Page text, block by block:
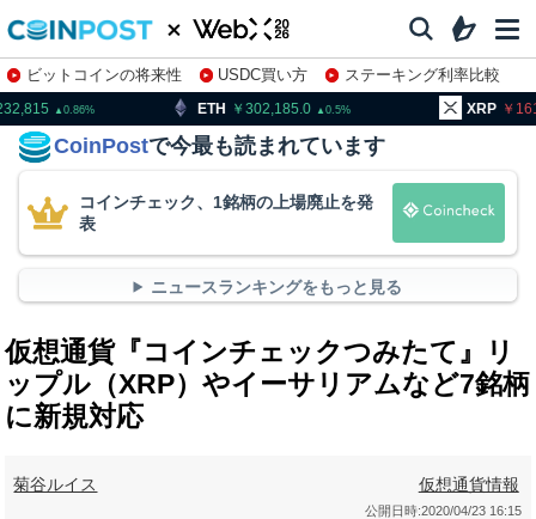
ビットコインの将来性 USDC買い方
ステーキング利率比較
株特集・関連銘柄
ETH 302,185.0 XRP 161.34
CoinPostで今最も読まれています
コインチェック、1銘柄の上場廃止を発
表
ニュースランキングをもっと見る
仮想通貨『コインチェックつみたて』リ
ップル（XRP）やイーサリアムなど7銘柄
に新規対応
菊谷ルイス 仮想通貨情報
公開日時:2020/04/23 16:15